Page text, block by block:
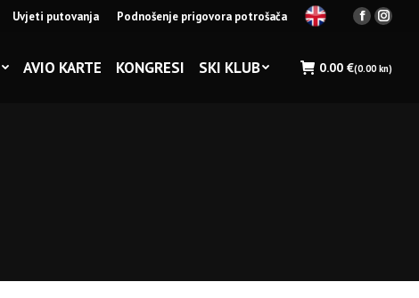
Uvjeti putovanja Podnošenje prigovora potrošača
Facebook
in
in
AVIO KARTE KONGRESI SKI KLUB 0.00 €(0.00 kn)